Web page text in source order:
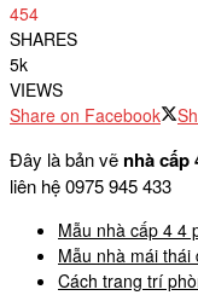
454
SHARES
5k
VIEWS
Share on Facebook
Đây là bản vẽ nhà cấp
liên hệ 0975 945 433
Mẫu nhà cấp 4 4
Mẫu nhà mái
Cách trang trí